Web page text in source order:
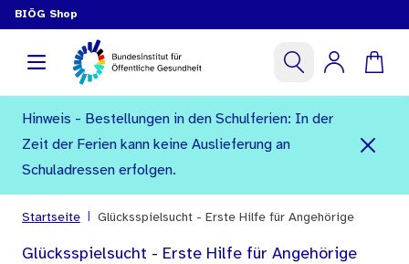
BIÖG Shop
Hinweis - Bestellungen in den Schulferien: In der
Zeit der Ferien kann keine Auslieferung an
Schuladressen erfolgen.
Startseite Glücksspielsucht - Erste Hilfe für Angehörige
Glücksspielsucht - Erste Hilfe für Angehörige